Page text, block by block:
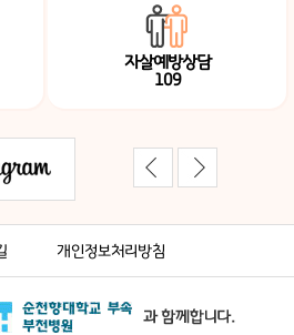
자살예방상담
109
개인정보처리방침